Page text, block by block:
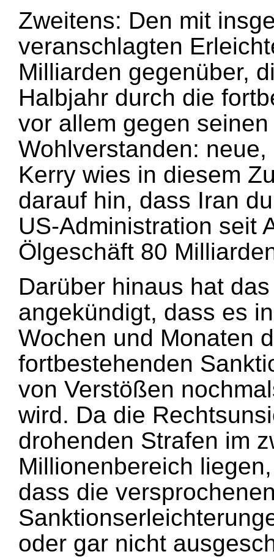
Zweitens: Den mit
veranschlagten
Milliarden gegenüber,
Halbjahr durch die
vor allem gegen
Wohlverstanden:
Kerry wies in diesem
darauf hin, dass Iran
US-Administration seit
Ölgeschäft 80
Darüber hinaus hat
angekündigt, dass es
Wochen und Monaten
fortbestehenden
von Verstößen
wird. Da die
drohenden Strafen im
Millionenbereich
dass die
oder gar nicht